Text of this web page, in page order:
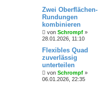
Zwei Oberflächen-
Rundungen
kombinieren
von Schrompf »
28.01.2026, 11:10
Flexibles Quad
zuverlässig
unterteilen
von Schrompf »
06.01.2026, 22:35